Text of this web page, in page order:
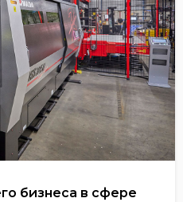
бизнеса в сфере